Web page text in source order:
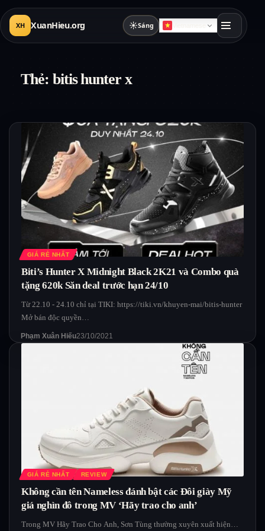
XH XuanHieu.org ☀Sáng
Thẻ: bitis hunter x
GIÁ RẺ NHẤT
Biti’s Hunter X Midnight Black 2K21 và Combo quà
tặng 620k Săn deal trước hạn 24/10
Từ 22.10 - 24.10 chỉ tại TIKI: https://tiki.vn/khuyen-mai/bitis-hunter
Mở bán độc quyền…
Phạm Xuân Hiếu23/10/2021
GIÁ RẺ NHẤT REVIEW
Không cần tên Nameless đánh bật các Đôi giày Mỹ
giá nghìn đô trong MV ‘Hãy trao cho anh’
Trong MV Hãy Trao Cho Anh, Sơn Tùng thường xuyên xuất hiện…